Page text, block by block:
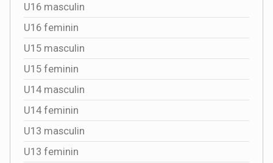
U16 masculin
U16 feminin
U15 masculin
U15 feminin
U14 masculin
U14 feminin
U13 masculin
U13 feminin